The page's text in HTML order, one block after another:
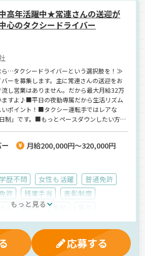
高年活躍中★常連さんの送迎が
心のタクシードライバー
…タクシードライバーという選択肢を！≫
ーを募集します。主に常連さんの送迎をお
し営業はありません。だから最大月給32万
ますよ♪■平日の夜勤専属だから生活リズム
ポイント！■タクシー運転手ではレアな
制」です。■もっとペースダウンしたい方は
月給200,000円～320,000円
歴不問 女性も活躍
普通免許
許 残業手当
表彰制度
イカー通勤可
厚生年金
退職金制度
給 制服・作業着貸与
雇用保険
夜 ドライブレコーダー
AT可
もっと見る
応募する